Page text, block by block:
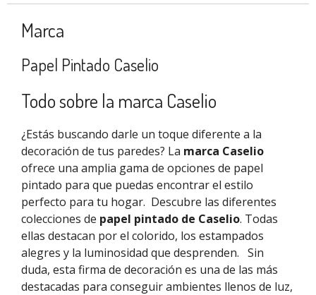
Marca
Papel Pintado Caselio
Todo sobre la marca Caselio
¿Estás buscando darle un toque diferente a la
decoración de tus paredes? La marca Caselio
ofrece una amplia gama de opciones de papel
pintado para que puedas encontrar el estilo
perfecto para tu hogar. Descubre las diferentes
colecciones de papel pintado de Caselio. Todas
ellas destacan por el colorido, los estampados
alegres y la luminosidad que desprenden. Sin
duda, esta firma de decoración es una de las más
destacadas para conseguir ambientes llenos de luz,